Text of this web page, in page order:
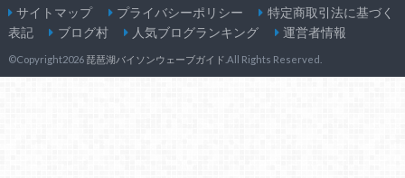
サイトマップ プライバシーポリシー
特定商取引法に基づく
表記
ブログ村 人気ブログランキング 運営者情報
©Copyright2026 琵琶湖バイソンウェーブガイド .All Rights Reserved.